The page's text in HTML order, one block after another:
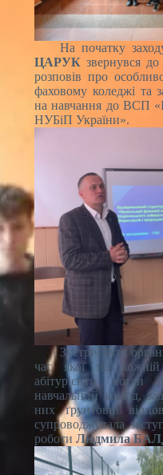
На початку
ЦАРУК звернувся
розповів про
фаховому коледжі та
на навчання до ВСП
НУБіП України».
Зустріч була
час якої на кожній
абітурієнти
навчальний заклад,
них ґрунтовні
супроводжувала
роботи Людмила